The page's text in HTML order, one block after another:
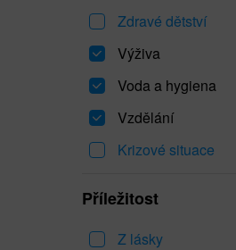
Zdravé dětství
Výživa
Voda a hygiena
Vzdělání
Krizové situace
Příležitost
Z lásky